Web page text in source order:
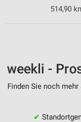
514,90
weekli -
Finden Sie noch
✔